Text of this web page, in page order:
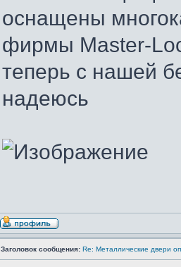
оснащены
фирмы Master-
теперь с нашей
надеюсь
Заголовок сообщения: Re: Металлические двери